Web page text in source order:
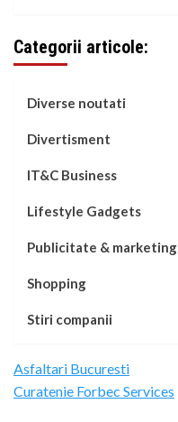
Categorii articole:
Diverse noutati
Divertisment
IT&C Business
Lifestyle Gadgets
Publicitate & marketing
Shopping
Stiri companii
Asfaltari Bucuresti
Curatenie Forbec Services